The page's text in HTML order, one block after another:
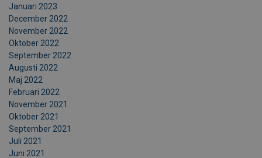
Januari 2023
December 2022
November 2022
Oktober 2022
September 2022
Augusti 2022
Maj 2022
Februari 2022
November 2021
Oktober 2021
September 2021
Juli 2021
Juni 2021